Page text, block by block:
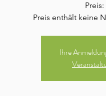
Preis enthält keine
Ihre